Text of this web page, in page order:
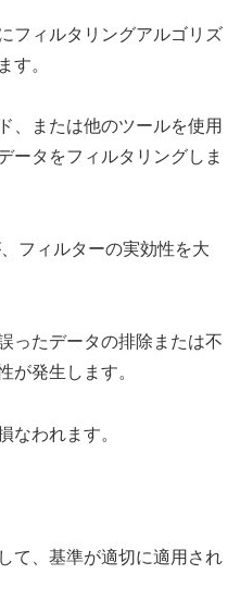
フィルタリングアルゴリズ
す。
、または他のツールを使用
ータをフィルタリングしま
フィルターの実効性を大
ったデータの排除または不
が発生します。
なわれます。
て、基準が適切に適用され